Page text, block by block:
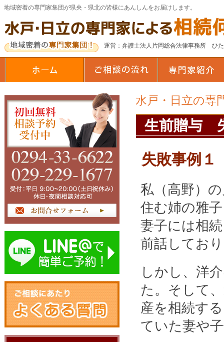
地域密着の専門家集団が県央・県北の皆様にあんしんをお届けします。
運営：弁護士法人片岡総合法律事務所 ひ
水戸・日立の専
生前贈与
失敗事例１
私（高野）
住む姉の雅
妻子には相
前話してお
しかし、洋
た。そして
産を相続す
ていた妻や